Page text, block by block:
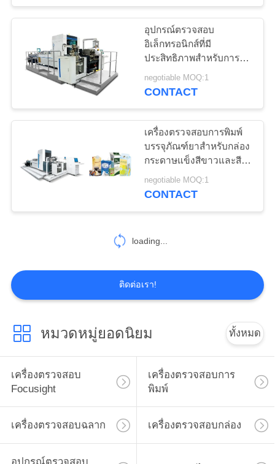
ระบบวิชั่นควบคุม
ระบบการมองบรรจุ
ภัณฑ์
21
ระบบตรวจสอบด้วยวิ
ชันซิสเต็ม
21
อุปกรณ์ตรวจสอบ
อิเล็กทรอนิกส์ที่มี
ประสิทธิภาพสำหรับการ
เรียงลำดับการพิมพ์กล่อง
ยา
negotiable MOQ:1
CONTACT
เครื่องตรวจสอบการพิมพ์
บรรจุภัณฑ์ยาสำหรับกล่อง
กระดาษแข็งสีขาวและสี
negotiable MOQ:1
CONTACT
loading...
ติดต่อเรา!
หมวดหมู่ยอดนิยม ทั้งหมด
เครื่องตรวจสอบ
Focusight
เครื่องตรวจสอบการ
พิมพ์
เครื่องตรวจสอบฉลาก เครื่องตรวจสอบกล่อง